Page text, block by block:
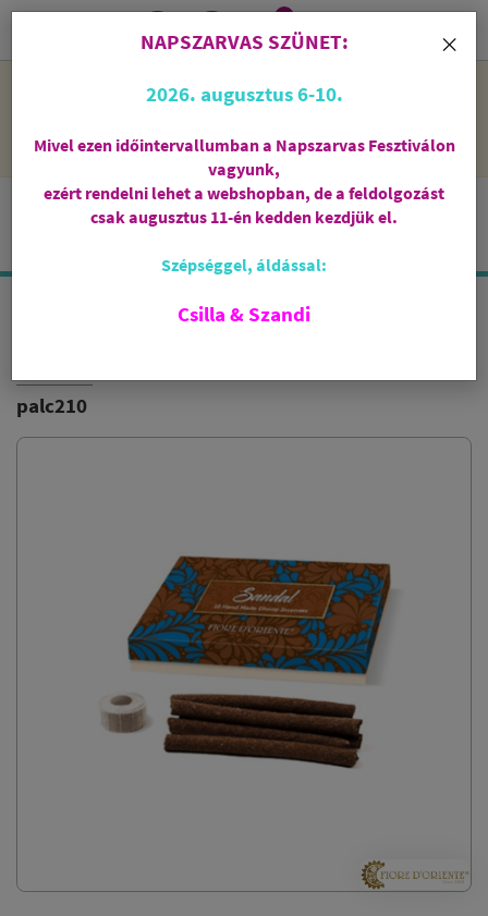
NAPSZARVAS SZÜNET: 2026. augusztus 6-10 - rendelni lehet
feldolgozni őket.
i
0
MYSORE SZANTÁLFA DHOOP TARTÓVAL
palc210
×
NAPSZARVAS SZÜNET:
2026. augusztus 6-10.
Mivel ezen időintervallumban a Napszarvas Fesztiválon
vagyunk,
ezért rendelni lehet a webshopban, de a feldolgozást
csak augusztus 11-én kedden kezdjük el.
Szépséggel, áldással:
Csilla & Szandi